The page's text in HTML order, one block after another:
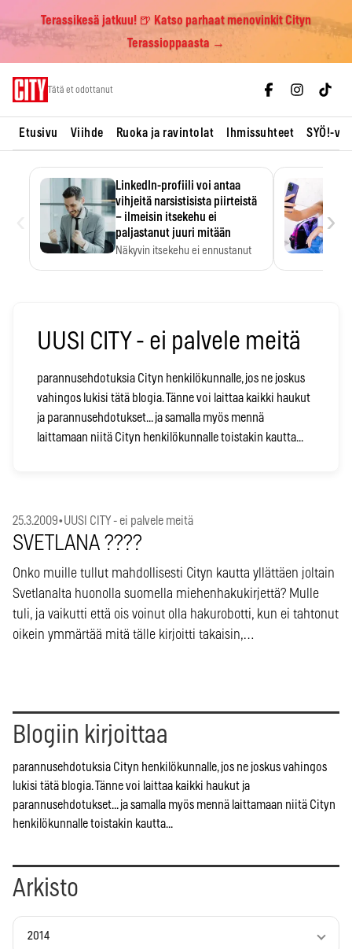
Terassikesä jatkuu! 🍺 Katso parhaat menovinkit Cityn
Terassioppaasta →
Tätä et odottanut
Etusivu Viihde Ruoka ja ravintolat Ihmissuhteet SYÖ!-
LinkedIn-profiili voi antaa
vihjeitä narsistisista piirteistä
– ilmeisin itsekehu ei
paljastanut juuri mitään
Näkyvin itsekehu ei ennustanut
›
UUSI CITY - ei palvele meitä
parannusehdotuksia Cityn henkilökunnalle, jos ne joskus
vahingos lukisi tätä blogia. Tänne voi laittaa kaikki haukut
ja parannusehdotukset... ja samalla myös mennä
laittamaan niitä Cityn henkilökunnalle toistakin kautta...
25.3.2009•UUSI CITY - ei palvele meitä
SVETLANA ????
Onko muille tullut mahdollisesti Cityn kautta yllättäen joltain
Svetlanalta huonolla suomella miehenhakukirjettä? Mulle
tuli, ja vaikutti että ois voinut olla hakurobotti, kun ei tahtonut
oikein ymmärtää mitä tälle kirjoitti takaisin,…
Blogiin kirjoittaa
parannusehdotuksia Cityn henkilökunnalle, jos ne joskus vahingos
lukisi tätä blogia. Tänne voi laittaa kaikki haukut ja
parannusehdotukset... ja samalla myös mennä laittamaan niitä Cityn
henkilökunnalle toistakin kautta...
Arkisto
2014